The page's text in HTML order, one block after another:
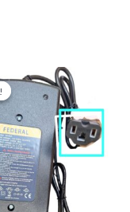
Prețul
inițial
a
fost:
300,00 Ron.
Prețul
curent
este:
250,00 Ron.